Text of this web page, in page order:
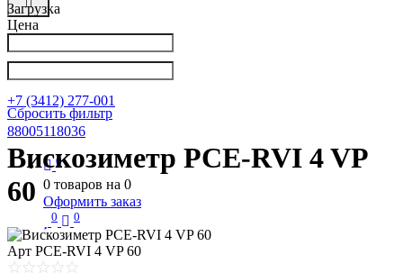
Написать в Телеграм
+7 (3412) 277-001
88005118036
0
0 товаров на 0
Оформить заказ
0 0
Загрузка
Цена
Сбросить фильтр
Вискозиметр PCE-RVI 4 VP
60
Арт PCE-RVI 4 VP 60